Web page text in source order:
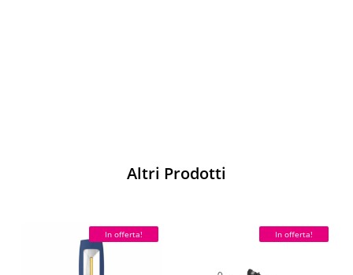
Altri Prodotti
In offerta! In offerta!